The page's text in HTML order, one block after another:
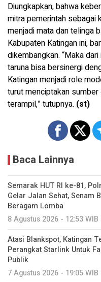
Diungkapkan, bahwa
mitra pemerintah sebagai
menjadi mata dan telinga
Kabupaten Katingan ini,
dikembangkan. “Maka
taruna bisa bersinergi
Katingan menjadi role
turut menciptakan
terampil,” tutupnya. (st)
Baca Lainnya
Semarak HUT RI ke-81,
Gelar Jalan Sehat, Senam
Beragam Lomba
8 Agustus 2026 - 12:53 WIB
Atasi Blankspot, Katingan
Perangkat Starlink Untuk
Publik
7 Agustus 2026 - 19:05 WIB